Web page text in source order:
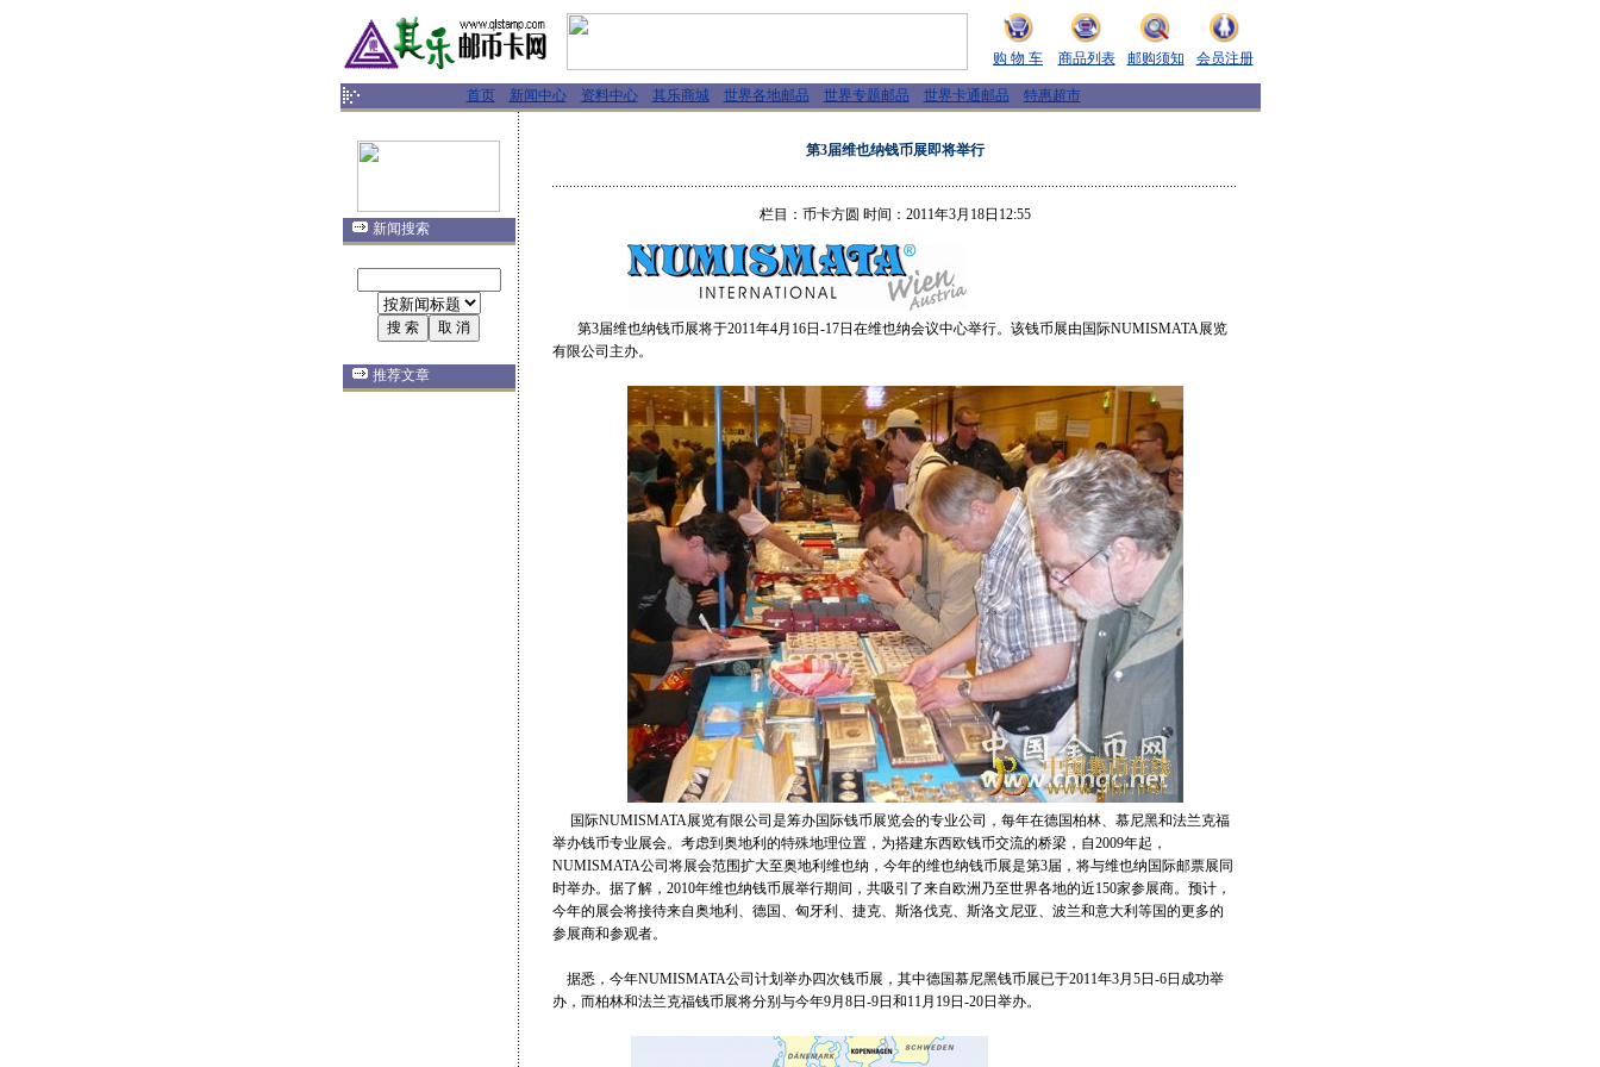
购 物 车 商品列表 邮购须知 会员注册
首页 新闻中心 资料中心 其乐商城 世界各地邮品 世界专题邮品 世界卡通邮品 特惠超市
新闻搜索
推荐文章
第3届维也纳钱币展即将举行
栏目：币卡方圆 时间：2011年3月18日12:55
第3届维也纳钱币展将于2011年4月16日-17日在维也纳会议中心举行。该钱币展由国际NUMISMATA展览
有限公司主办。
国际NUMISMATA展览有限公司是筹办国际钱币展览会的专业公司，每年在德国柏林、慕尼黑和法兰克福
举办钱币专业展会。考虑到奥地利的特殊地理位置，为搭建东西欧钱币交流的桥梁，自2009年起，
NUMISMATA公司将展会范围扩大至奥地利维也纳，今年的维也纳钱币展是第3届，将与维也纳国际邮票展同
时举办。据了解，2010年维也纳钱币展举行期间，共吸引了来自欧洲乃至世界各地的近150家参展商。预计，
今年的展会将接待来自奥地利、德国、匈牙利、捷克、斯洛伐克、斯洛文尼亚、波兰和意大利等国的更多的
参展商和参观者。
据悉，今年NUMISMATA公司计划举办四次钱币展，其中德国慕尼黑钱币展已于2011年3月5日-6日成功举
办，而柏林和法兰克福钱币展将分别与今年9月8日-9日和11月19日-20日举办。